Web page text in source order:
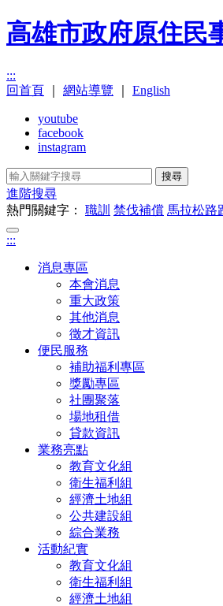
高雄市政府原住民
:::
回首頁
網站導覽 English
youtube
facebook
instagram
搜尋
進階搜尋
熱門關鍵字： 職訓 禁伐補償 馬拉松路
:::
消息專區
本會消息
重大政策
其他消息
徵才資訊
便民服務
補助福利專區
獎勵專區
社團聚落
場地租借
貸款資訊
業務亮點
教育文化組
衛生福利組
經濟土地組
公共建設組
綜合業務
活動紀實
教育文化組
衛生福利組
經濟土地組